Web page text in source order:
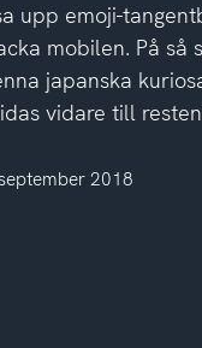
upp emoji-
mobilen. På så
japanska
vidare till
2018